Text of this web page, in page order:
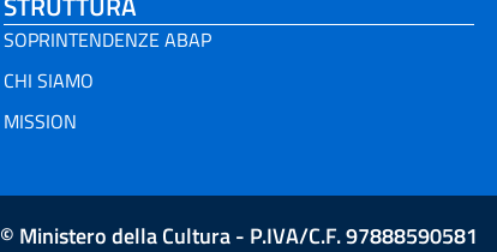
SOPRINTENDENZE ABAP
CHI SIAMO
MISSION
© Ministero della Cultura - P.IVA/C.F. 97888590581